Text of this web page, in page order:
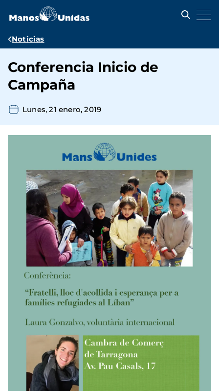
contenido
Ruta
navegación
Noticias
Conferencia Inicio de
Campaña
Lunes, 21 enero, 2019